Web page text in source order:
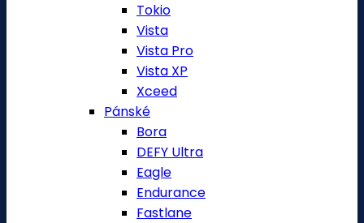
Tokio
Vista
Vista Pro
Vista XP
Xceed
Pánské
Bora
DEFY Ultra
Eagle
Endurance
Fastlane